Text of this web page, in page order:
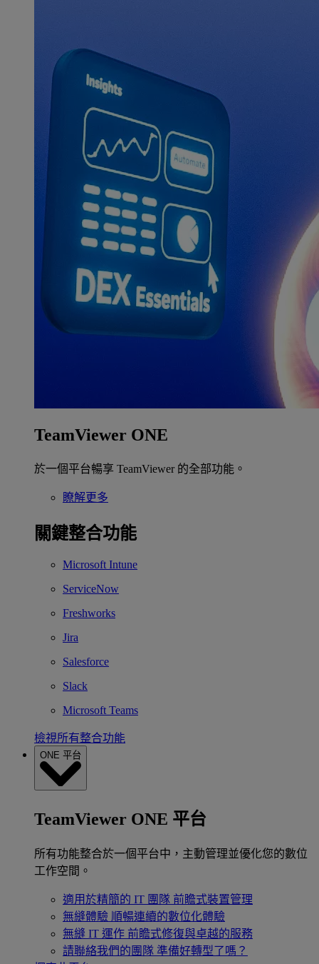
TeamViewer ONE
於一個平台暢享 TeamViewer 的全部功能。
瞭解更多
關鍵整合功能
Microsoft Intune
ServiceNow
Freshworks
Jira
Salesforce
Slack
Microsoft Teams
檢視所有整合功能
ONE 平台
TeamViewer ONE 平台
所有功能整合於一個平台中，主動管理並優化您的數位
工作空間。
適用於精簡的 IT 團隊 前瞻式裝置管理
無縫體驗 順暢連續的數位化體驗
無縫 IT 運作 前瞻式修復與卓越的服務
請聯絡我們的團隊 準備好轉型了嗎？